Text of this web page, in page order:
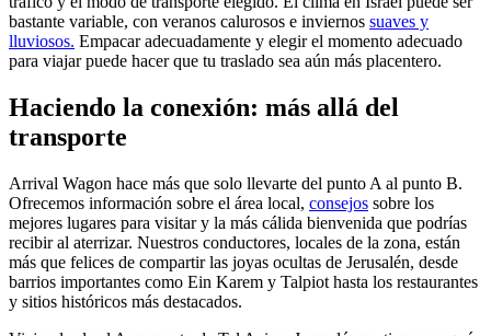
bastante variable, con veranos calurosos e inviernos suaves y
lluviosos. Empacar adecuadamente y elegir el momento adecuado
para viajar puede hacer que tu traslado sea aún más placentero.
Haciendo la conexión: más allá del
transporte
Arrival Wagon hace más que solo llevarte del punto A al punto B.
Ofrecemos información sobre el área local, consejos sobre los
mejores lugares para visitar y la más cálida bienvenida que podrías
recibir al aterrizar. Nuestros conductores, locales de la zona, están
más que felices de compartir las joyas ocultas de Jerusalén, desde
barrios importantes como Ein Karem y Talpiot hasta los restaurantes
y sitios históricos más destacados.